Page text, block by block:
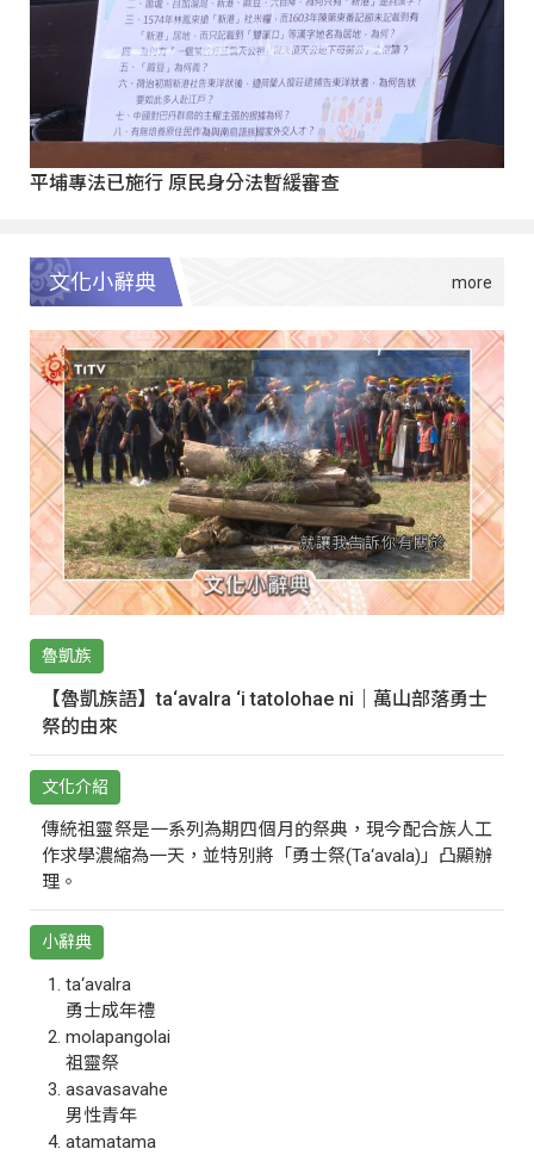
平埔專法已施行 原民身分法暫緩審查
文化小辭典
魯凱族
【魯凱族語】ta‘avalra ‘i tatolohae ni｜萬山部落勇士
祭的由來
文化介紹
傳統祖靈祭是一系列為期四個月的祭典，現今配合族人工
作求學濃縮為一天，並特別將「勇士祭(Ta‘avala)」凸顯辦
理。
小辭典
ta‘avalra
勇士成年禮
molapangolai
祖靈祭
asavasavahe
男性青年
atamatama